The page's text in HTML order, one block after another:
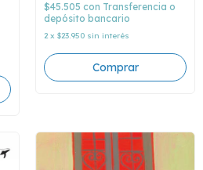
$45.505 con Transferencia o
depósito bancario
2 x $23.950 sin interés